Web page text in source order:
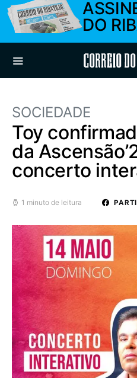
DO
Correio
SOCIEDADE
Toy
da
concerto
1 minuto de leitura